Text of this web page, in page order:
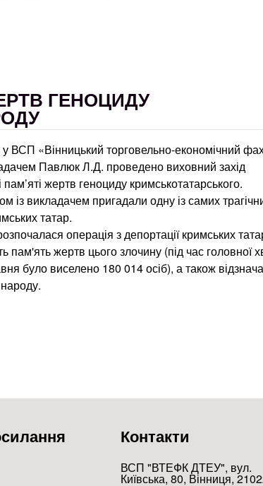
ГЕНОЦИДУ
ВСП «Вінницький торговельно-економічний
Павлюк Л.Д. проведено виховний захід
жертв геноциду кримськотатарського.
із викладачем пригадали одну із самих
татар.
операція з депортації кримських
жертв цього злочину (під час головної
було виселено 180 014 осіб), а також
Контакти
ВСП "ВТЕФК ДТЕУ", вул.
Київська, 80, Вінниця,